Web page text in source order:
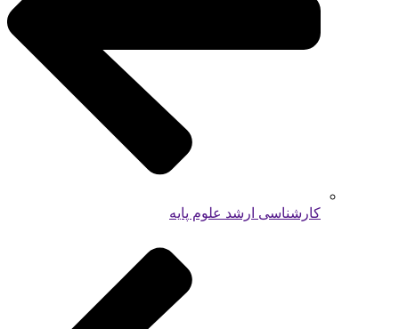
کارشناسی ارشد علوم پایه